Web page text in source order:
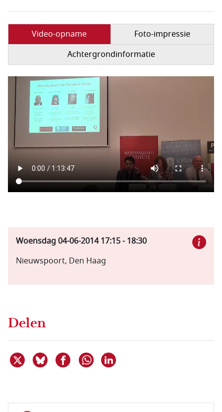
Video-opname
Foto-impressie
Achtergrondinformatie
Filmbestand
Woensdag 04-06-201417:15-18:30
Nieuwspoort, Den Haag
Delen
Deel dit item op X
Deel dit item op Bluesky
Deel dit item op Facebook
Delen via WhatsApp